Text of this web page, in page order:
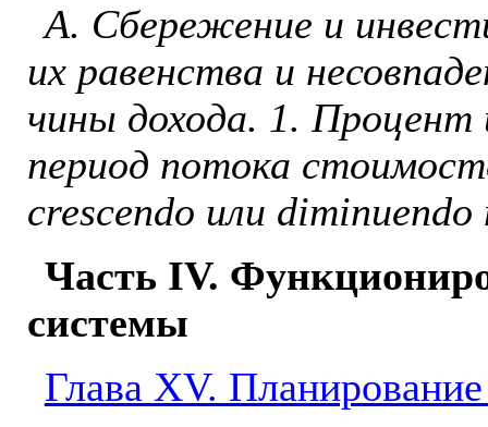
А. Сбережение и
их равенства и
чины дохода. 1. Процент
период потока
crescendo или
Часть IV.
системы
Глава ХV. Планирование